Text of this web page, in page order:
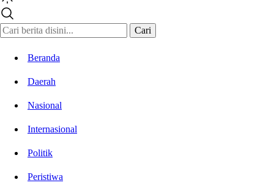
Cari
Beranda
Daerah
Nasional
Internasional
Politik
Peristiwa